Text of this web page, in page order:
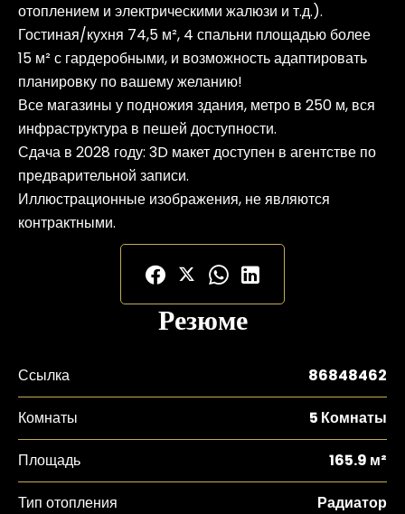
отоплением и электрическими жалюзи и т.д.).
Гостиная/кухня 74,5 м², 4 спальни площадью более
15 м² с гардеробными, и возможность адаптировать
планировку по вашему желанию!
Все магазины у подножия здания, метро в 250 м, вся
инфраструктура в пешей доступности.
Сдача в 2028 году: 3D макет доступен в агентстве по
предварительной записи.
Иллюстрационные изображения, не являются
контрактными.
Резюме
Ссылка 86848462
Комнаты 5 Комнаты
Площадь 165.9 м²
Тип отопления Радиатор